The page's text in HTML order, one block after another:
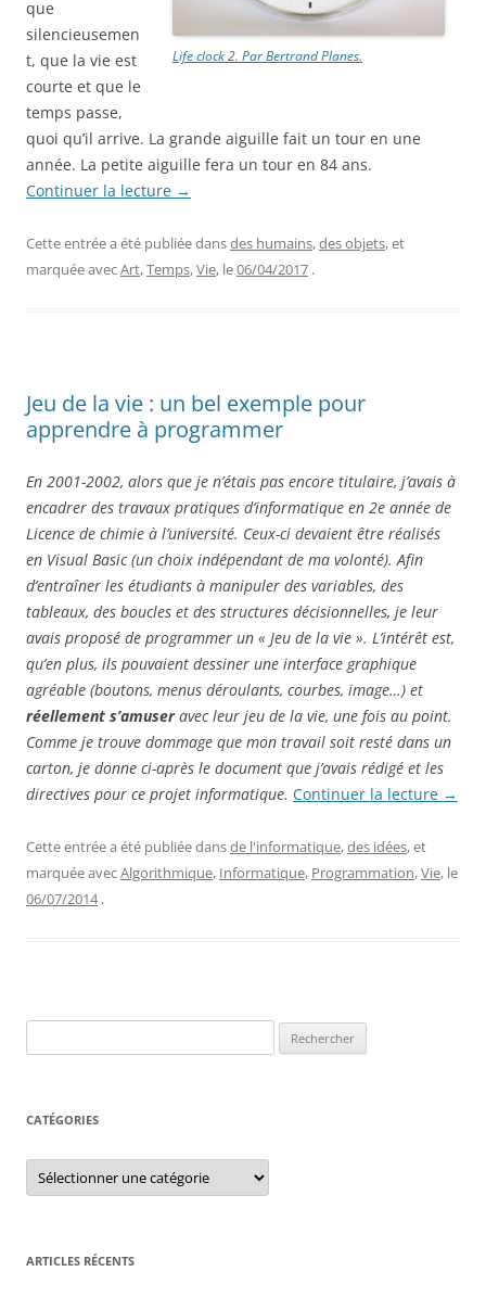
Life clock 2. Par Bertrand Planes.
que
silencieusemen
t, que la vie est
courte et que le
temps passe,
quoi qu’il arrive. La grande aiguille fait un tour en une
année. La petite aiguille fera un tour en 84 ans.
Continuer la lecture →
Cette entrée a été publiée dansdes humains,des objets, et
marquée avecArt,Temps,Vie, le06/04/2017 .
Jeu de la vie : un bel exemple pour
apprendre à programmer
En 2001-2002, alors que je n’étais pas encore titulaire, j’avais à
encadrer des travaux pratiques d’informatique en 2e année de
Licence de chimie à l’université. Ceux-ci devaient être réalisés
en Visual Basic (un choix indépendant de ma volonté). Afin
d’entraîner les étudiants à manipuler des variables, des
tableaux, des boucles et des structures décisionnelles, je leur
avais proposé de programmer un « Jeu de la vie ». L’intérêt est,
qu’en plus, ils pouvaient dessiner une interface graphique
agréable (boutons, menus déroulants, courbes, image…) et
réellement s’amuseravec leur jeu de la vie, une fois au point.
Comme je trouve dommage que mon travail soit resté dans un
carton, je donne ci-après le document que j’avais rédigé et les
directives pour ce projet informatique. Continuer la lecture →
Cette entrée a été publiée dansde l'informatique,des idées, et
marquée avecAlgorithmique, Informatique, Programmation,Vie, le
06/07/2014 .
CATÉGORIES
Catégories
ARTICLES RÉCENTS